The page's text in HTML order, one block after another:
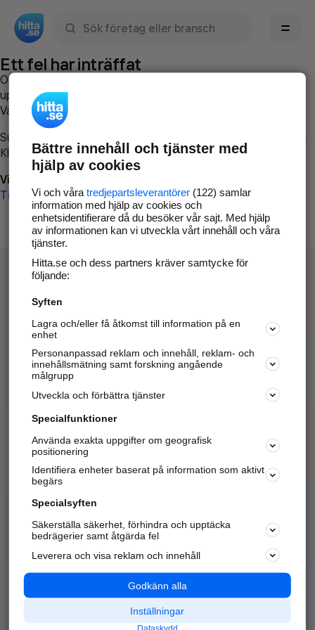
Ett fel har inträffat
Om du vill kan du
uppstod så att vi lättare och snabbare kan avhjälpa det.
Vänligen försök med följande:
Surfa till
Klicka påTillbaka-knappen i webbläsaren och försök igen
Vi beklagar besväret!
Till startsidan
Hitta.se - Gratis nummerupplysning.
Sök företag, personer och platser.
Hitta telefonnummer, adresser, företagsinfo mm.
Marknadsför företaget
Kom igång och annonsera mot
samarbetspartners nära dig.
Alla kategorier
Populära sökningar
API & Kartor
Annonsera
Integritet
Nödnummer
Bättre innehåll och tjänster med
hjälp av cookies
Vi och våra tredjepartsleverantörer(122) samlar
information med hjälp av cookies och
enhetsidentifierare då du besöker vår sajt. Med hjälp
av informationen kan vi utveckla vårt innehåll och våra
tjänster.
Hitta.se och dess partners kräver samtycke för
följande:
Syften
Lagra och/eller få åtkomst till information på en
enhet
Personanpassad reklam och innehåll, reklam- och
innehållsmätning samt forskning angående
målgrupp
Utveckla och förbättra tjänster
Specialfunktioner
Använda exakta uppgifter om geografisk
positionering
Identifiera enheter baserat på information som aktivt
begärs
Specialsyften
Säkerställa säkerhet, förhindra och upptäcka
bedrägerier samt åtgärda fel
Leverera och visa reklam och innehåll
Godkänn alla
Inställningar
Dataskydd